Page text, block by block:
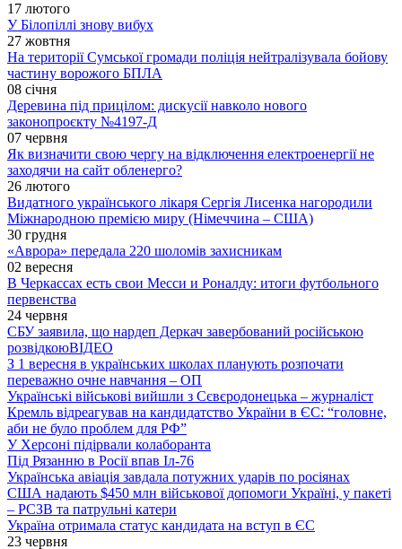
17 лютого
У Білопіллі знову вибух
27 жовтня
На території Сумської громади поліція нейтралізувала бойову
частину ворожого БПЛА
08 січня
Деревина під прицілом: дискусії навколо нового
законопроєкту №4197-Д
07 червня
Як визначити свою чергу на відключення електроенергії не
заходячи на сайт обленерго?
26 лютого
Видатного українського лікаря Сергія Лисенка нагородили
Міжнародною премією миру (Німеччина – США)
30 грудня
«Аврора» передала 220 шоломів захисникам
02 вересня
В Черкассах есть свои Месси и Роналду: итоги футбольного
первенства
24 червня
СБУ заявила, що нардеп Деркач завербований російською
розвідкоюВІДЕО
З 1 вересня в українських школах планують розпочати
переважно очне навчання – ОП
Українські військові вийшли з Сєвєродонецька – журналіст
Кремль відреагував на кандидатство України в ЄС: “головне,
аби не було проблем для РФ”
У Херсоні підірвали колаборанта
Під Рязанню в Росії впав Іл-76
Українська авіація завдала потужних ударів по росіянах
США надають $450 млн військової допомоги Україні, у пакеті
– РСЗВ та патрульні катери
Україна отримала статус кандидата на вступ в ЄС
23 червня